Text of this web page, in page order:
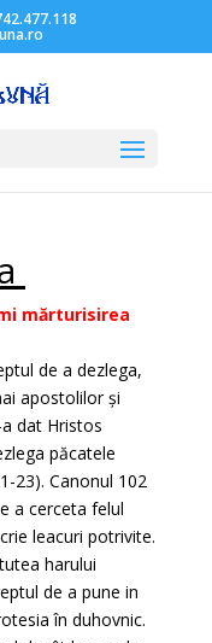
mărturisirea
de a dezlega,
apostolilor și
dat Hristos
păcatele
23). Canonul 102
a cerceta felul
leacuri potrivite.
harului
de a pune in
în duhovnic.